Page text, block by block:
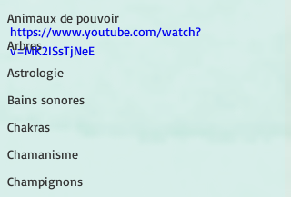
Animaux de pouvoir
Arbres
Astrologie
Bains sonores
Chakras
Chamanisme
Champignons
https://www.youtube.com/watch?
v=MK2ISsTjNeE